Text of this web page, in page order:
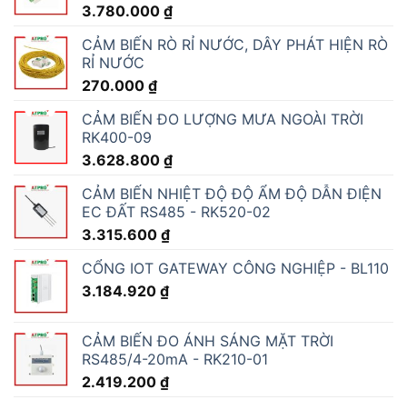
3.780.000 ₫
CẢM BIẾN RÒ RỈ NƯỚC, DÂY PHÁT HIỆN RÒ
RỈ NƯỚC
270.000 ₫
CẢM BIẾN ĐO LƯỢNG MƯA NGOÀI TRỜI
RK400-09
3.628.800 ₫
CẢM BIẾN NHIỆT ĐỘ ĐỘ ẨM ĐỘ DẪN ĐIỆN
EC ĐẤT RS485 - RK520-02
3.315.600 ₫
CỔNG IOT GATEWAY CÔNG NGHIỆP - BL110
3.184.920 ₫
CẢM BIẾN ĐO ÁNH SÁNG MẶT TRỜI
RS485/4-20mA - RK210-01
2.419.200 ₫